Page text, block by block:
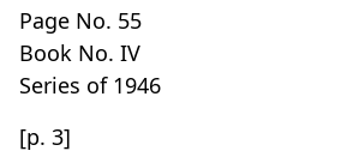
Page No. 55
Book No. IV
Series of 1946
[p. 3]